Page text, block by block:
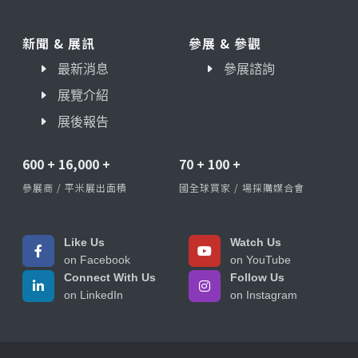
新聞 & 展訊
最新消息
展覽介紹
展後報告
參展 & 參觀
參展諮詢
600 + 16,000 +
參展商 / 平米展出面積
70 + 100 +
國全球買家 / 場採購媒合會
Like Us
on Facebook
Watch Us
on YouTube
Connect With Us
on LinkedIn
Follow Us
on Instagram